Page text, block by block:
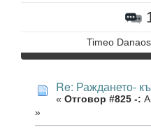
Timeo
Re: Раждането-
« Отговор #825 -:
»